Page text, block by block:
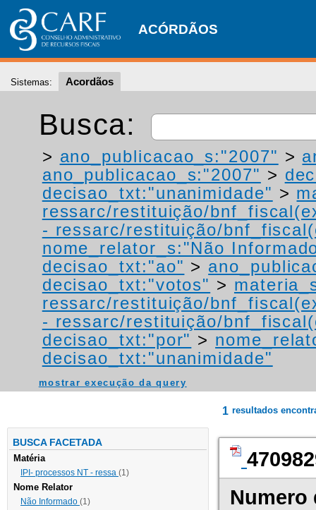
ACÓRDÃOS
Sistemas: Acordãos
Busca:
> ano_publicacao_s:"2007" >
ano_publicacao_s:"2007" >
decisao_txt:"unanimidade" >
ressarc/restituição/
- ressarc/restituição/
nome_relator_s:"Não
decisao_txt:"ao" >
decisao_txt:"votos" >
ressarc/restituição/
- ressarc/restituição/
decisao_txt:"por" >
decisao_txt:"unanimidade"
mostrar execução da query
BUSCA FACETADA
Matéria
IPI- processos NT - ressa (1)
Nome Relator
Não Informado (1)
1 resultados
Numero